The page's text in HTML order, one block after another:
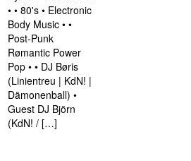
• • 80's • Electronic
Body Music • •
Post-Punk
Rømantic Power
Pop • • DJ Børis
(Linientreu | KdN! |
Dämonenball) •
Guest DJ Björn
(KdN! / […]